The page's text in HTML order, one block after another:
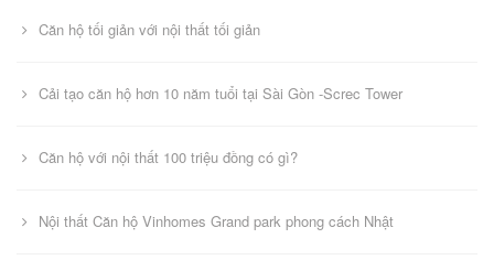
Căn hộ tối giản với nội thất tối giản
Cải tạo căn hộ hơn 10 năm tuổi tại Sài Gòn -Screc Tower
Căn hộ với nội thất 100 triệu đồng có gì?
Nội thất Căn hộ Vinhomes Grand park phong cách Nhật